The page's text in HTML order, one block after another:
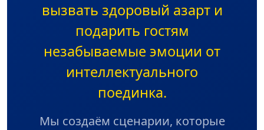
вызвать здоровый азарт и
подарить гостям
незабываемые эмоции от
интеллектуального
поединка.
Мы создаём сценарии, которые